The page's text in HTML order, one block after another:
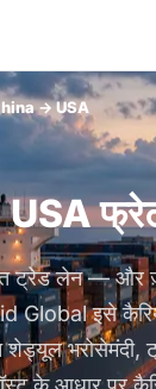
→ USA
फ्रेट
ट्रेड लेन — और
Global इसे
भरोसेमंदी,